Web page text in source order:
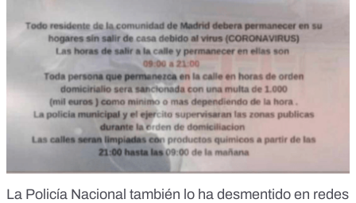
La Policía Nacional también lo ha desmentido en redes